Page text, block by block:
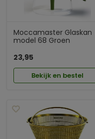
Moccamaster Glaskan
model 68 Groen
23,95
Bekijk en bestel